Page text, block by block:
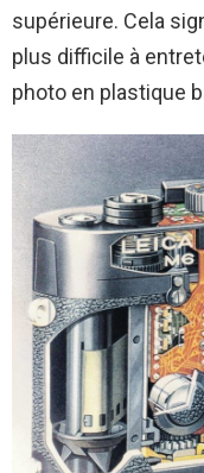
supérieure. Cela
plus difficile à
photo en plastique